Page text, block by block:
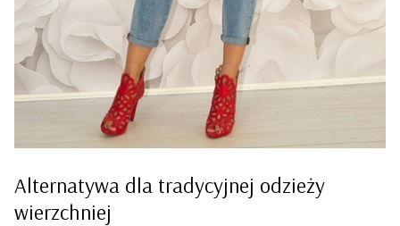
Alternatywa dla tradycyjnej odzieży
wierzchniej